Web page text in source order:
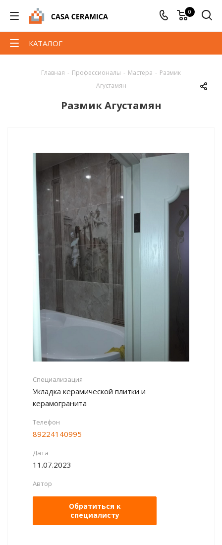
0
КАТАЛОГ
Главная - Профессионалы - Мастера - Размик
Агустамян
Размик Агустамян
Специализация
Укладка керамической плитки и
керамогранита
Телефон
89224140995
Дата
11.07.2023
Автор
Обратиться к
специалисту